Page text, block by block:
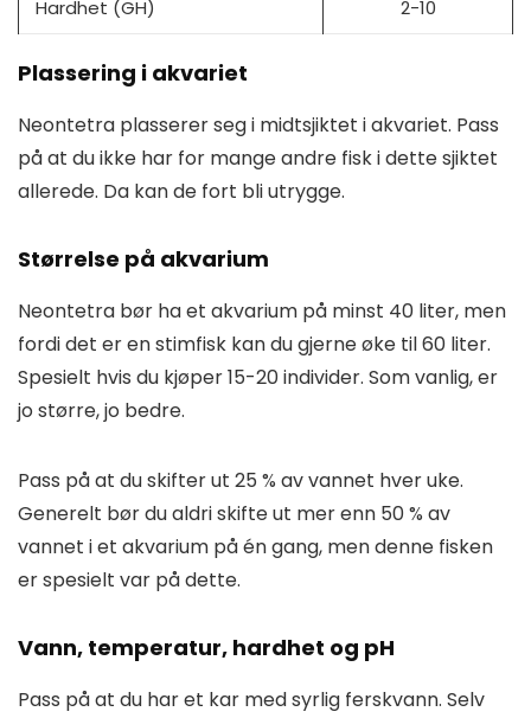
Hardhet (GH) 2-10
Plassering i akvariet
Neontetra plasserer seg i midtsjiktet i akvariet. Pass
på at du ikke har for mange andre fisk i dette sjiktet
allerede. Da kan de fort bli utrygge.
Størrelse på akvarium
Neontetra bør ha et akvarium på minst 40 liter, men
fordi det er en stimfisk kan du gjerne øke til 60 liter.
Spesielt hvis du kjøper 15-20 individer. Som vanlig, er
jo større, jo bedre.
Pass på at du skifter ut 25 % av vannet hver uke.
Generelt bør du aldri skifte ut mer enn 50 % av
vannet i et akvarium på én gang, men denne fisken
er spesielt var på dette.
Vann, temperatur, hardhet og pH
Pass på at du har et kar med syrlig ferskvann. Selv